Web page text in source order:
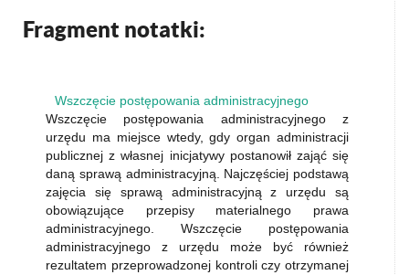
Fragment notatki:
Wszczęcie postępowania administracyjnego
Wszczęcie postępowania administracyjnego z
urzędu ma miejsce wtedy, gdy organ administracji
publicznej z własnej inicjatywy postanowił zająć się
daną sprawą administracyjną. Najczęściej podstawą
zajęcia się sprawą administracyjną z urzędu są
obowiązujące przepisy materialnego prawa
administracyjnego. Wszczęcie postępowania
administracyjnego z urzędu może być również
rezultatem przeprowadzonej kontroli czy otrzymanej